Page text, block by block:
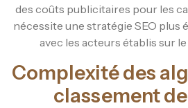
des coûts publicitaires pour les
nécessite une stratégie SEO plus
avec les acteurs établis sur
Complexité des
classement